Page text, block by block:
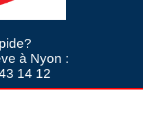
à Nyon :
14 12